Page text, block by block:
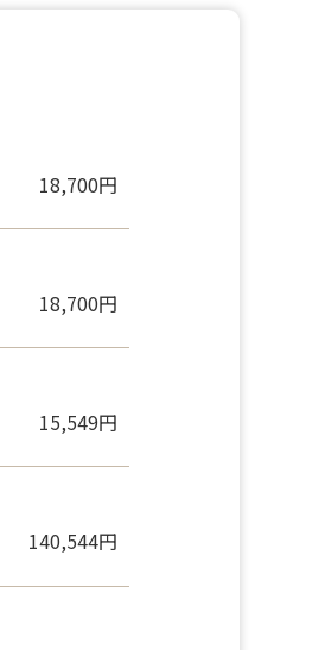
21,450円
18,700円
18,700円
15,549円